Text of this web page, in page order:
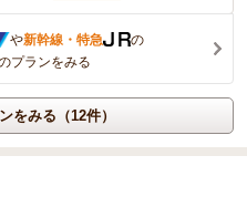
や新幹線・特急
の
プランをみる
をみる（12件）